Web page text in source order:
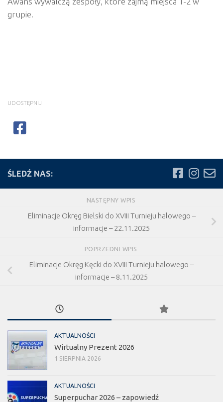
grupie.
UDOSTĘPNIJ
ŚLEDŹ NAS:
NASTĘPNY WPIS
Eliminacje Okręg Bielski do XVIII Turnieju halowego –
informacje – 22.11.2025
POPRZEDNI WPIS
Eliminacje Okręg Kęcki do XVIII Turnieju halowego –
informacje – 8.11.2025
AKTUALNOŚCI
Wirtualny Prezent 2026
1 SIERPNIA 2026
AKTUALNOŚCI
Superpuchar 2026 – zapowiedź